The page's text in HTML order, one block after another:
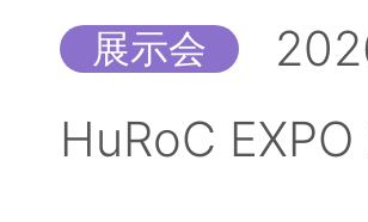
展示会
HuRoC